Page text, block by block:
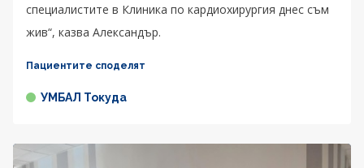
специалистите в Клиника по кардиохирургия днес съм
жив“, казва Александър.
Пациентите споделят
УМБАЛ Токуда